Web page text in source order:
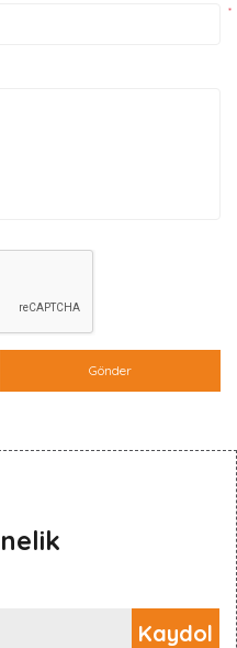
*
Gönder
Kaydol